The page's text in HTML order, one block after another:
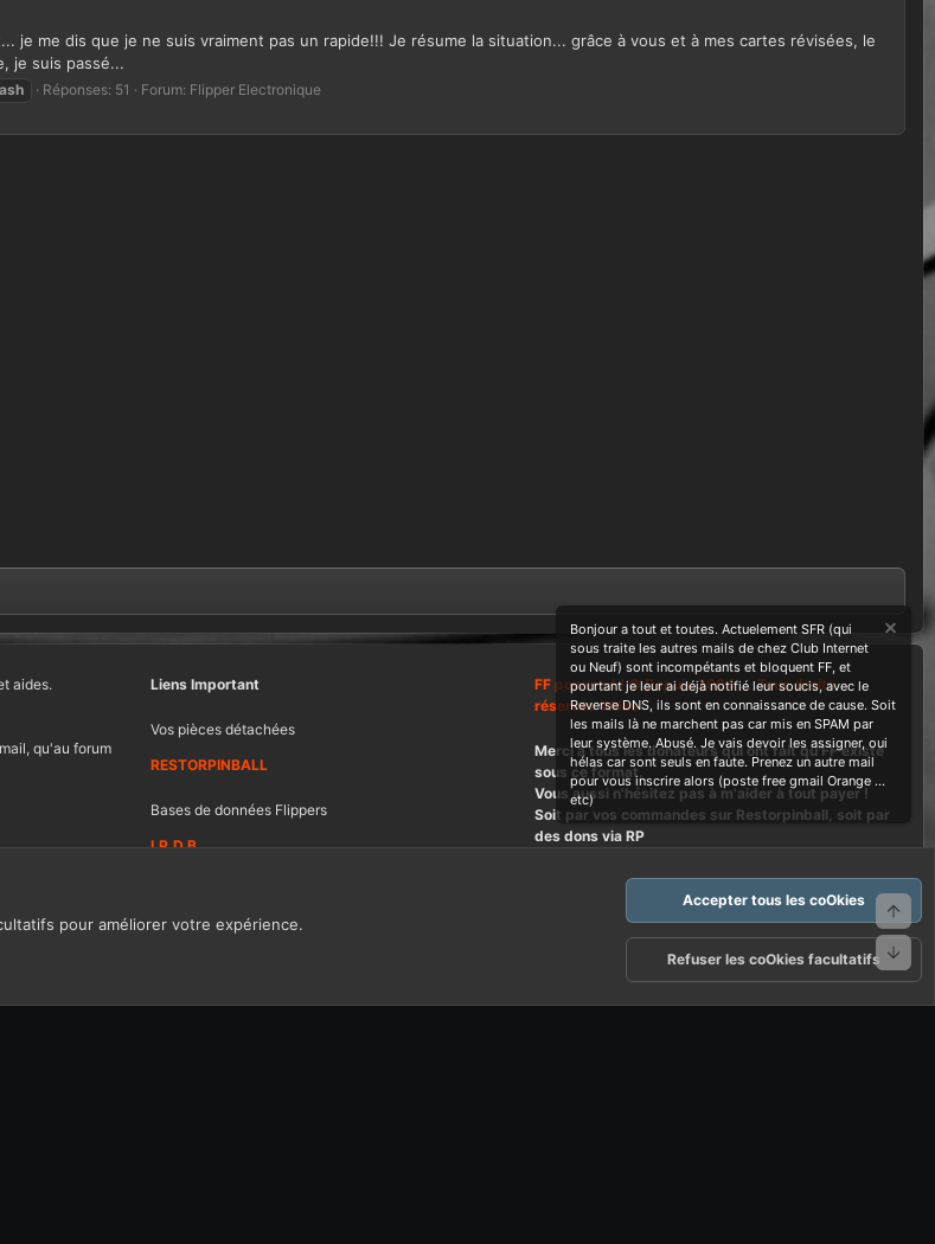
je me dis que je ne suis vraiment pas un rapide!!! Je résume la situation... grâce à vous et à mes cartes révisées, le
je suis passé...
Réponses: 51 Forum: Flipper Electronique
aides.
qu'au forum
Liens Important
Vos pièces détachées
RESTORPINBALL
Bases de données Flippers
I.P.D.B
FF powered ! © Depuis 2004 ....Tous droits
réservés Wdes
Merci à tous les donateurs qui ont fait qu'FF existe
sous ce format.
Vous aussi n'hésitez pas à m'aider à tout payer !
Soit par vos commandes sur Restorpinball, soit par
des dons via RP
Politique de confidentialité Aide
R
S
Bonjour a tout et toutes. Actuelement SFR (qui
sous traite les autres mails de chez Club Internet
ou Neuf) sont incompétants et bloquent FF, et
pourtant je leur ai déjà notifié leur soucis, avec le
Reverse DNS, ils sont en connaissance de cause. Soit
les mails là ne marchent pas car mis en SPAM par
leur système. Abusé. Je vais devoir les assigner, oui
hélas car sont seuls en faute. Prenez un autre mail
pour vous inscrire alors (poste free gmail Orange ...
etc)
pour améliorer votre expérience.
Accepter tous les coOkies
Refuser les coOkies facultatifs